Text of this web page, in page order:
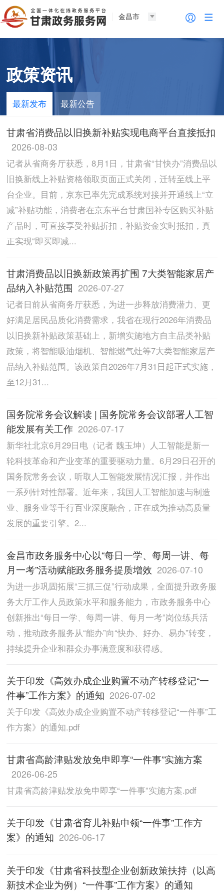
金昌市
政策资讯
最新发布 最新公告
甘肃省消费品以旧换新补贴实现电商平台直接抵扣
2026-08-03
记者从省商务厅获悉，8月1日，甘肃省“甘快办”消费品以
旧换新线上补贴资格领取页面正式关闭，迁转至线上平
台企业。目前，京东已率先完成系统对接并开通线上“立
减”补贴功能，消费者在京东平台甘肃国补专区购买补贴
产品时，可直接享受补贴折扣，补贴资金实时抵扣，真
正实现“即买即减...
甘肃消费品以旧换新政策再扩围 7大类智能家居产
品纳入补贴范围 2026-07-27
记者日前从省商务厅获悉，为进一步释放消费潜力、更
好满足居民品质化消费需求，我省在现行2026年消费品
以旧换新补贴政策基础上，新增实施地方自主品类补贴
政策，将智能吸油烟机、智能燃气灶等7大类智能家居产
品纳入补贴范围。该政策自2026年7月31日起正式实施，
至12月31...
国务院常务会议解读 | 国务院常务会议部署人工智
能发展有关工作 2026-07-17
新华社北京6月29日电（记者 魏玉坤）人工智能是新一
轮科技革命和产业变革的重要驱动力量。6月29日召开的
国务院常务会议，听取人工智能发展情况汇报，并作出
一系列针对性部署。近年来，我国人工智能加速与制造
业、服务业等千行百业深度融合，正在成为推动高质量
发展的重要引擎。2...
金昌市政务服务中心以“每日一学、每周一讲、每
月一考”活动赋能政务服务提质增效 2026-07-10
为进一步巩固拓展“三抓三促”行动成果，全面提升政务服
务大厅工作人员政策水平和服务能力，市政务服务中心
创新推出“每日一学、每周一讲、每月一考”岗位练兵活
动，推动政务服务从“能办”向“快办、好办、易办”转变，
持续提升企业和群众办事满意度和获得感。
关于印发《高效办成企业购置不动产转移登记“一
件事”工作方案》的通知 2026-07-02
关于印发《高效办成企业购置不动产转移登记“一件事”工
作方案》的通知.pdf
甘肃省高龄津贴发放免申即享“一件事”实施方案
2026-06-25
甘肃省高龄津贴发放免申即享“一件事”实施方案.pdf
关于印发《甘肃省育儿补贴申领“一件事”工作方
案》的通知 2026-06-17
关于印发《甘肃省科技型企业创新政策扶持（以高
新技术企业为例）“一件事”工作方案》的通知